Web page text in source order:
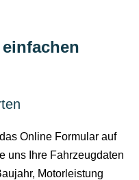
Online Formular auf
uns Ihre Fahrzeugdaten
Motorleistung